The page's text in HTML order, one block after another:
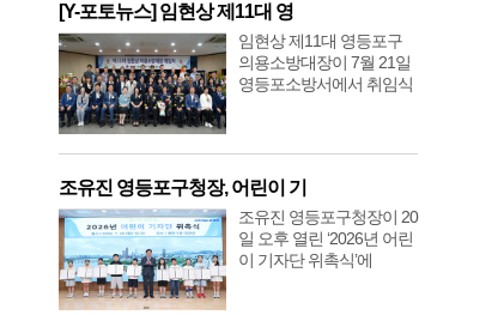
[Y-포토뉴스] 임현상 제11대 영
임현상 제11대 영등포구
의용소방대장이 7월 21일
영등포소방서에서 취임식
조유진 영등포구청장, 어린이 기
조유진 영등포구청장이 20
일 오후 열린 ‘2026년 어린
이 기자단 위촉식’에